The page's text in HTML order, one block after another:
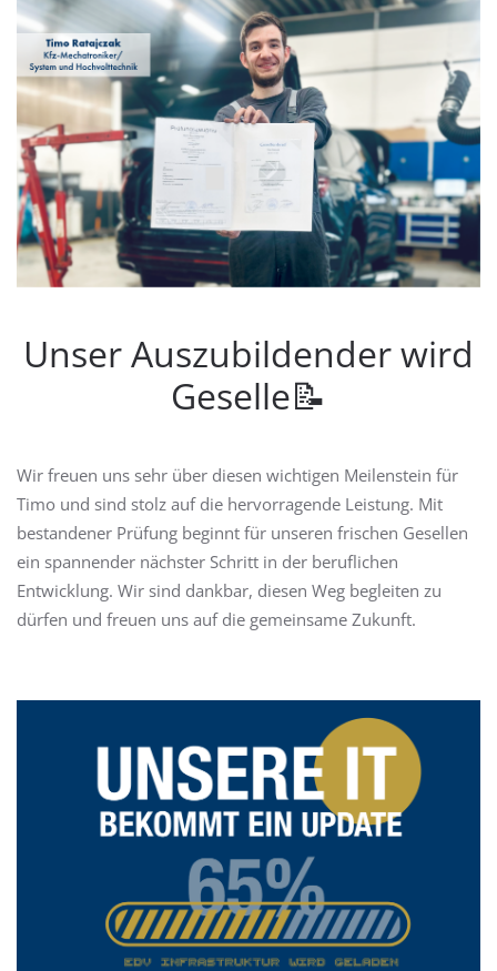
Unser Auszubildender wird
Geselle📝
Wir freuen uns sehr über diesen wichtigen Meilenstein für
Timo und sind stolz auf die hervorragende Leistung. Mit
bestandener Prüfung beginnt für unseren frischen Gesellen
ein spannender nächster Schritt in der beruflichen
Entwicklung. Wir sind dankbar, diesen Weg begleiten zu
dürfen und freuen uns auf die gemeinsame Zukunft.